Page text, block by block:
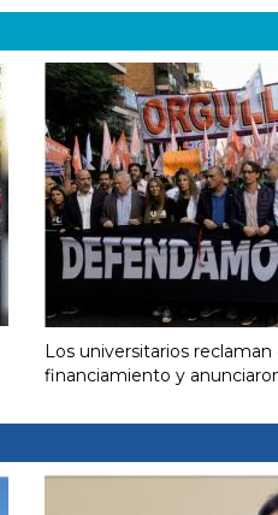
Los universitarios
financiamiento y